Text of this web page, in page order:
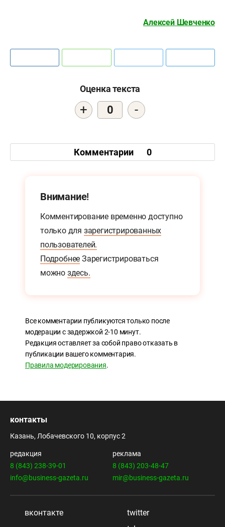
Алексей Шевченко
Оценка текста
+ 0 -
Комментарии 0
Внимание!
Комментирование временно доступно
только для зарегистрированных
пользователей.
Подробнее Зарегистрироваться
можно здесь.
Все комментарии публикуются только после
модерации с задержкой 2-10 минут.
Редакция оставляет за собой право отказать в
публикации вашего комментария.
Правила модерирования.
контакты
Казань, Лобачевского 10, корпус 2
редакция
8 (843) 238-39-01
info@business-gazeta.ru
реклама
8 (843) 203-48-47
mir@business-gazeta.ru
вконтакте
twitter